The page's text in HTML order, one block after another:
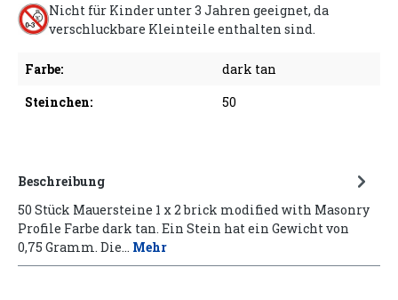
Nicht für Kinder unter 3 Jahren geeignet, da
verschluckbare Kleinteile enthalten sind.
Farbe:
dark tan
Steinchen:
50
Beschreibung
50 Stück Mauersteine 1 x 2 brick modified with Masonry
Profile Farbe dark tan. Ein Stein hat ein Gewicht von
0,75 Gramm. Die… Mehr